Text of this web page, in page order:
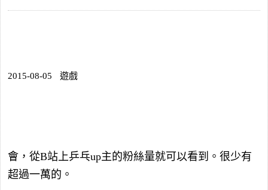
2015-08-05 遊戲
會，從B站上乒乓up主的粉絲量就可以看到。很少有
超過一萬的。